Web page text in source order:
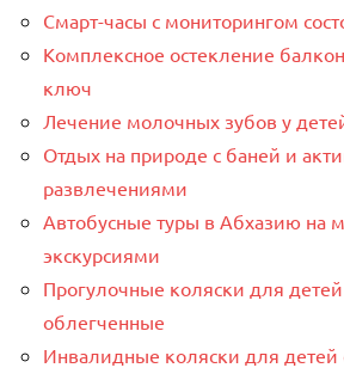
Смарт-часы с мониторингом
Комплексное остекление
ключ
Лечение молочных зубов у
Отдых на природе с баней и
развлечениями
Автобусные туры в Абхазию на
экскурсиями
Прогулочные коляски для
облегченные
Инвалидные коляски для